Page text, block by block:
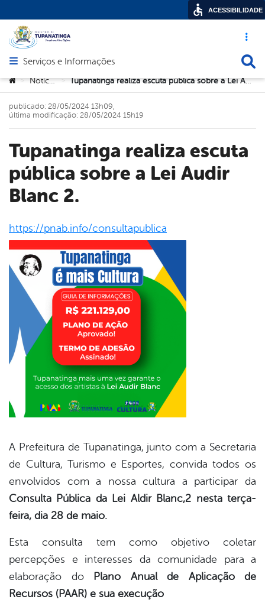
Acesso
Abrir menu principal de navegação
Serviços e Informações
Você está aqui:
> Notícias > Tupanatinga realiza escuta pública sobre a Lei Audir Blanc 2.
Tupanatinga realiza escuta
pública sobre a Lei Audir
Blanc 2.
publicado: 28/05/2024 13h09,
última modificação: 28/05/2024 15h19
https://pnab.info/consultapublica
A Prefeitura de Tupanatinga, junto com a Secretaria
de Cultura, Turismo e Esportes, convida todos os
envolvidos com a nossa cultura a participar da
Consulta Pública da Lei Aldir Blanc,2 nesta terça-
feira, dia 28 de maio.
Esta consulta tem como objetivo coletar
percepções e interesses da comunidade para a
elaboração do Plano Anual de Aplicação de
Recursos (PAAR) e sua execução
ACESSIBILIDADE